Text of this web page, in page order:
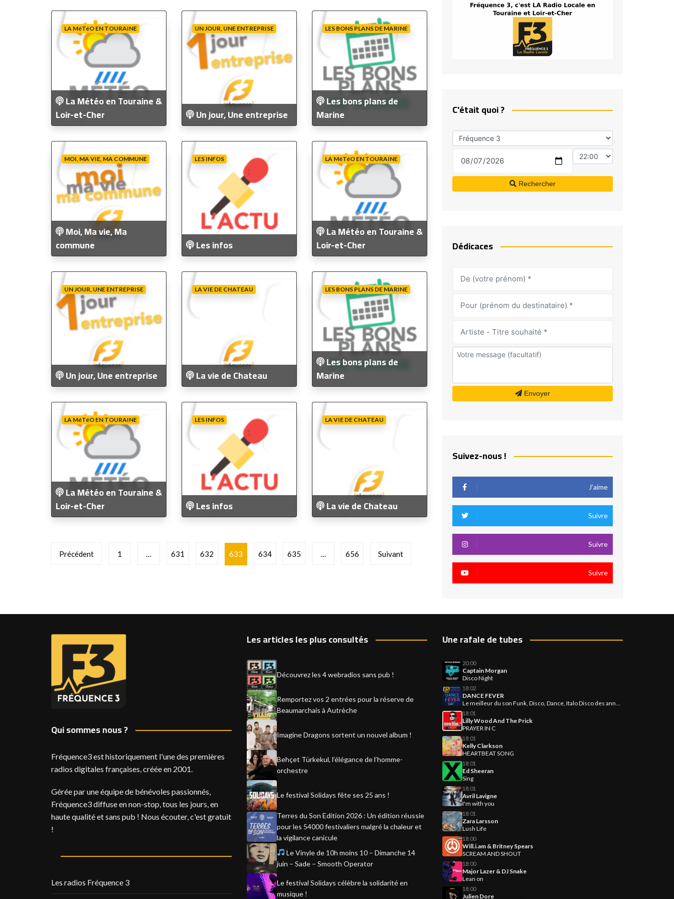
Fréquence 3 Urban
Fréquence 3 World
LA MéTéO EN TOURAINE
La Météo en Touraine &
Loir-et-Cher
UN JOUR, UNE ENTREPRISE
Un jour, Une entreprise
LES BONS PLANS DE MARINE
Les bons plans de
Marine
MOI, MA VIE, MA COMMUNE
Moi, Ma vie, Ma
commune
LES INFOS
Les infos
LA MéTéO EN TOURAINE
La Météo en Touraine &
Loir-et-Cher
UN JOUR, UNE ENTREPRISE
Un jour, Une entreprise
LA VIE DE CHATEAU
La vie de Chateau
LES BONS PLANS DE MARINE
Les bons plans de
Marine
LA MéTéO EN TOURAINE
La Météo en Touraine &
Loir-et-Cher
LES INFOS
Les infos
LA VIE DE CHATEAU
La vie de Chateau
Pagination
Précédent 1 … 631 632 633 634 635 … 656 Suivant
C'était quoi ?
Rechercher
Dédicaces
Envoyer
Suivez-nous !
J’aime
Suivre
Suivre
Suivre
Qui sommes nous ?
Fréquence3 est historiquement l'une des premières
radios digitales françaises, créée en 2001.
Gérée par une équipe de bénévoles passionnés,
Fréquence3 diffuse en non-stop, tous les jours, en
haute qualité et sans pub ! Nous écouter, c'est gratuit
!
Les radios Fréquence 3
Les articles les plus consultés
Découvrez les 4 webradios sans pub !
Remportez vos 2 entrées pour la réserve de
Beaumarchais à Autrèche
Imagine Dragons sortent un nouvel album !
Behçet Türkekul, l’élégance de l’homme-
orchestre
Le festival Solidays fête ses 25 ans !
Terres du Son Edition 2026 : Un édition réussie
pour les 54000 festivaliers malgré la chaleur et
la vigilance canicule
Le Vinyle de 10h moins 10 – Dimanche 14
juin – Sade – Smooth Operator
Le festival Solidays célèbre la solidarité en
musique !
Une rafale de tubes
20:00
Captain Morgan
Disco Night
18:02
DANCE FEVER
Le meilleur du son Funk, Disco, Dance, Italo Disco des années 70-80-90
18:01
Lilly Wood And The Prick
PRAYER IN C
18:01
Kelly Clarkson
HEARTBEAT SONG
18:01
Ed Sheeran
Sing
18:01
Avril Lavigne
I'm with you
18:01
Zara Larsson
Lush Life
18:00
Will.i.am & Britney Spears
SCREAM AND SHOUT
18:00
Major Lazer & DJ Snake
Lean on
18:00
Julien Dore